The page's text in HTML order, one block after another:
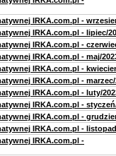
IRKA.com.pl -
IRKA.com.pl - lipiec/
IRKA.com.pl -
IRKA.com.pl - maj/
IRKA.com.pl -
IRKA.com.pl - marzec/
IRKA.com.pl - luty/
IRKA.com.pl -
IRKA.com.pl -
IRKA.com.pl -
IRKA.com.pl -